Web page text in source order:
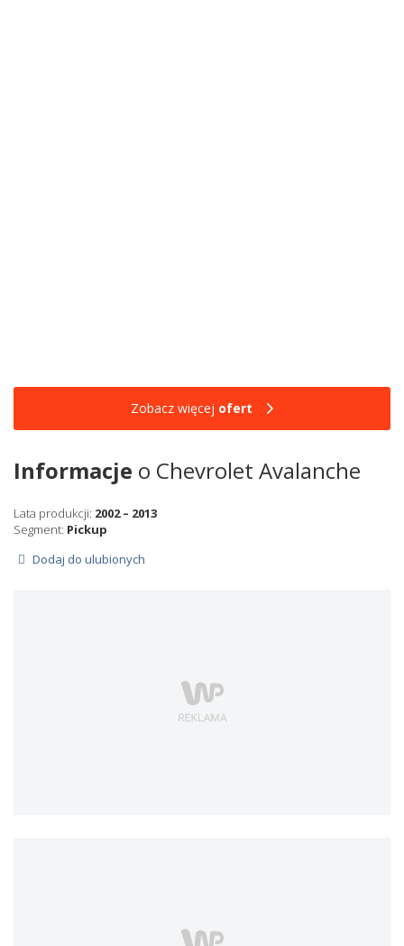
Zobacz więcej ofert
Informacje o Chevrolet Avalanche
Lata produkcji: 2002 – 2013
Segment: Pickup
Dodaj do ulubionych